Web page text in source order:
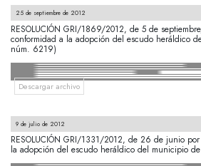
25 de septiembre de 2012
RESOLUCIÓN GRI/1869/2012, de 5 de
conformidad a la adopción del escudo heráldico
núm. 6219)
Descargar archivo
9 de julio de 2012
RESOLUCIÓN GRI/1331/2012, de 26 de junio
la adopción del escudo heráldico del municipio